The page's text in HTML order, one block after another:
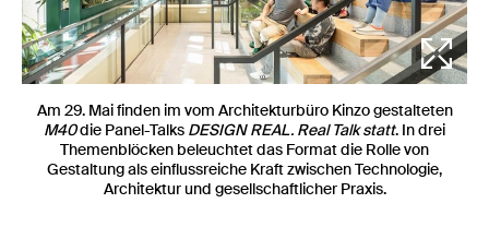
Am 29. Mai finden im vom Architekturbüro Kinzo gestalteten
M40die Panel-Talks DESIGN REAL. Real Talk statt. In drei
Themenblöcken beleuchtet das Format die Rolle von
Gestaltung als einflussreiche Kraft zwischen Technologie,
Architektur und gesellschaftlicher Praxis.